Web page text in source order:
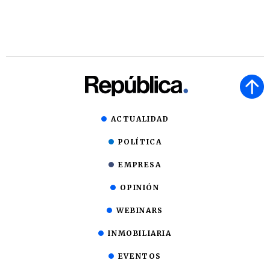
ACTUALIDAD
POLÍTICA
EMPRESA
OPINIÓN
WEBINARS
INMOBILIARIA
EVENTOS